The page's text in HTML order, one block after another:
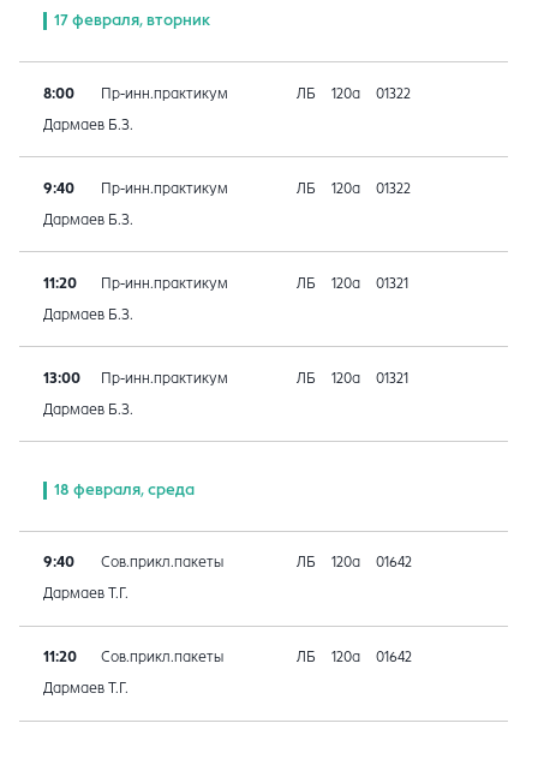
17 февраля, вторник
8:00 Пр-инн.практикум ЛБ 120а 01322
Дармаев Б.З.
9:40 Пр-инн.практикум ЛБ 120а 01322
Дармаев Б.З.
11:20 Пр-инн.практикум ЛБ 120а 01321
Дармаев Б.З.
13:00 Пр-инн.практикум ЛБ 120а 01321
Дармаев Б.З.
18 февраля, среда
9:40 Сов.прикл.пакеты ЛБ 120а 01642
Дармаев Т.Г.
11:20 Сов.прикл.пакеты ЛБ 120а 01642
Дармаев Т.Г.